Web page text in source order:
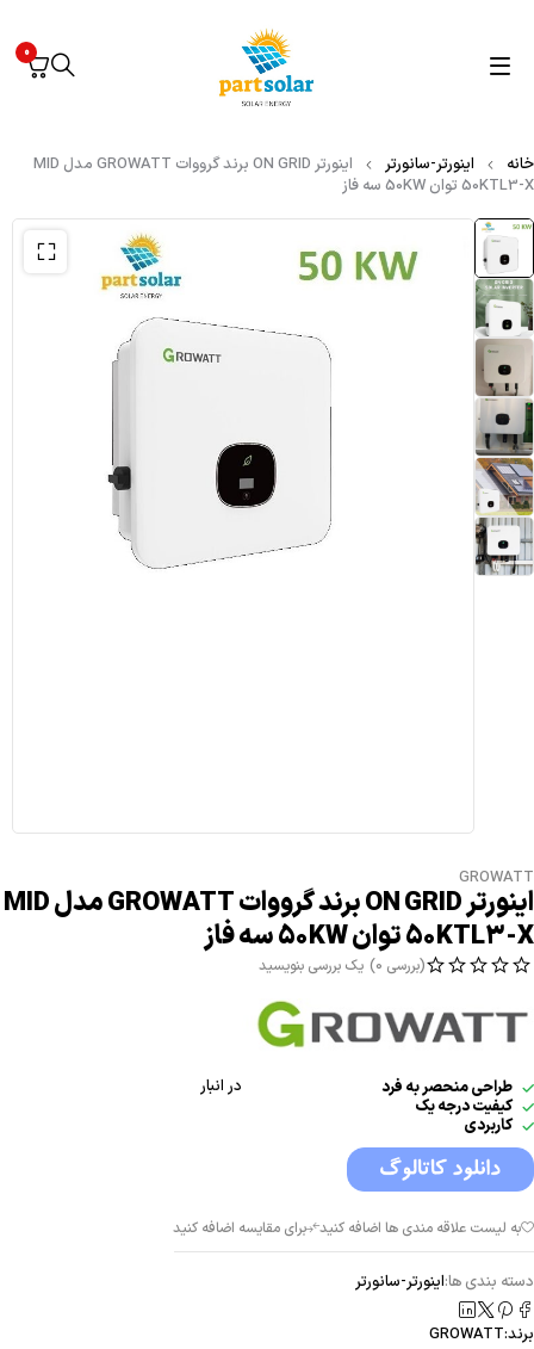
0
خانه اینورتر-سانورتر
اینورتر ON GRID برند گرووات GROWATT مدل MID
50KTL3-X توان 50KW سه فاز
GROWATT
اینورتر ON GRID برند گرووات GROWATT مدل MID
50KTL3-X توان 50KW سه فاز
(بررسی 0) یک بررسی بنویسید
طراحی منحصر به فرد
کیفیت درجه یک
کاربردی
در انبار
دسته بندی ها:اینورتر-سانورتر
برند:GROWATT